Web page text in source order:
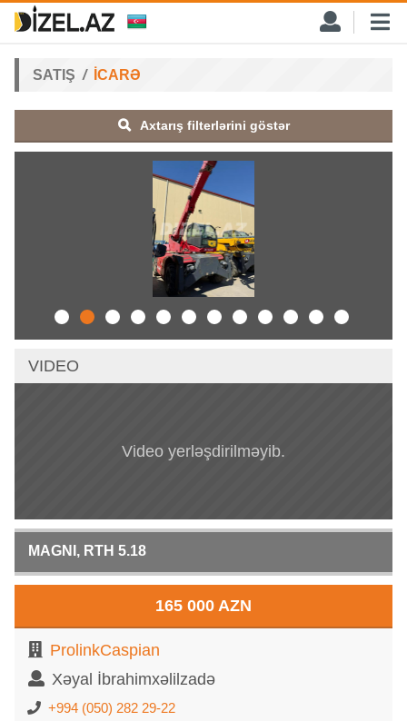
SATIŞ İCARƏ
Axtarış filterlərini göstər
VIDEO
Video yerləşdirilməyib.
MAGNI, RTH 5.18
165 000 AZN
ProlinkCaspian
Xəyal İbrahimxəlilzadə
+994 (050) 282 29-22